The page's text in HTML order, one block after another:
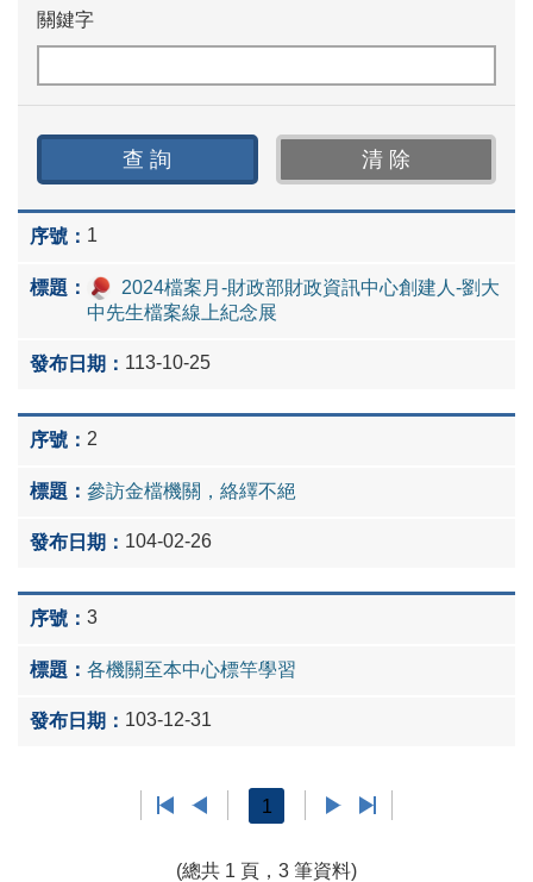
關鍵字
1
2024檔案月-財政部財政資訊中心創建人-劉大
中先生檔案線上紀念展
113-10-25
2
參訪金檔機關，絡繹不絕
104-02-26
3
各機關至本中心標竿學習
103-12-31
1
(總共 1 頁，3 筆資料)